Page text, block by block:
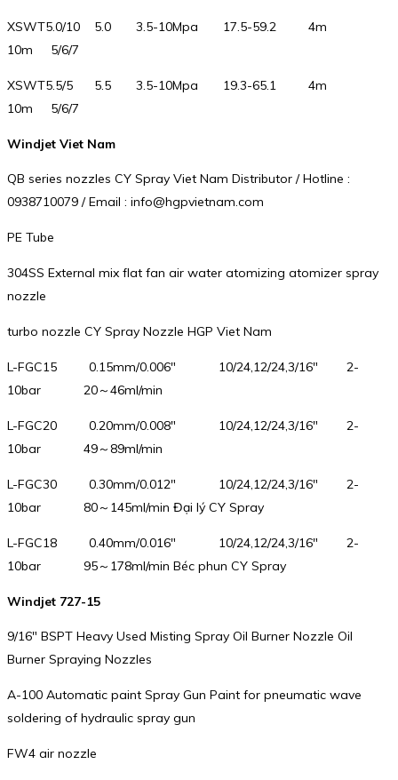
XSWT5.0/10 5.0 3.5-10Mpa 17.5-59.2 4m
10m 5/6/7
XSWT5.5/5 5.5 3.5-10Mpa 19.3-65.1 4m
10m 5/6/7
Windjet Viet Nam
QB series nozzles CY Spray Viet Nam Distributor / Hotline :
0938710079 / Email : info@hgpvietnam.com
PE Tube
304SS External mix flat fan air water atomizing atomizer spray
nozzle
turbo nozzle CY Spray Nozzle HGP Viet Nam
L-FGC15 0.15mm/0.006″ 10/24,12/24,3/16″ 2-
10bar 20～46ml/min
L-FGC20 0.20mm/0.008″ 10/24,12/24,3/16″ 2-
10bar 49～89ml/min
L-FGC30 0.30mm/0.012″ 10/24,12/24,3/16″ 2-
10bar 80～145ml/min Đại lý CY Spray
L-FGC18 0.40mm/0.016″ 10/24,12/24,3/16″ 2-
10bar 95～178ml/min Béc phun CY Spray
Windjet 727-15
9/16″ BSPT Heavy Used Misting Spray Oil Burner Nozzle Oil
Burner Spraying Nozzles
A-100 Automatic paint Spray Gun Paint for pneumatic wave
soldering of hydraulic spray gun
FW4 air nozzle